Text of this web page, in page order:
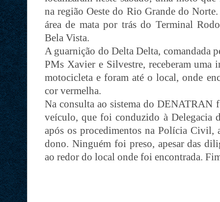
na região Oeste do Rio Grande do
área de mata por trás do Terminal
Bela Vista.
A guarnição do Delta Delta, comandada
PMs Xavier e Silvestre, receberam uma
motocicleta e foram até o local, onde
cor vermelha.
Na consulta ao sistema do DENATRAN
veículo, que foi conduzido à Delegacia
após os procedimentos na Polícia
dono. Ninguém foi preso, apesar das
ao redor do local onde foi encontrada.